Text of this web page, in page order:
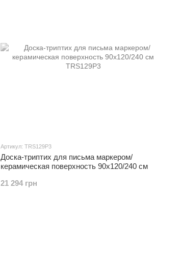
Артикул: TRS129P3
Доска-триптих для письма маркером/
керамическая поверхность 90x120/240 см
21 294 грн